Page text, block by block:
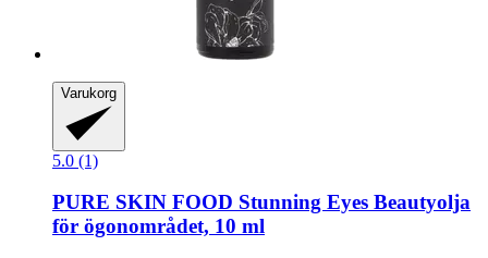
Varukorg
5.0 (1)
PURE SKIN FOOD Stunning Eyes Beautyolja
för ögonområdet, 10 ml